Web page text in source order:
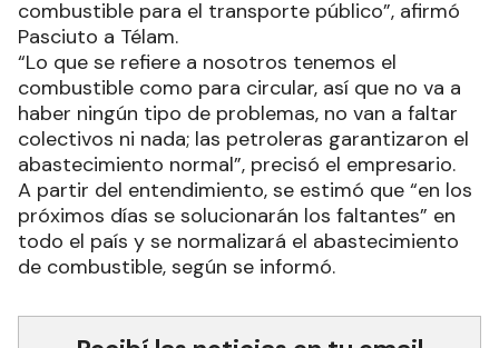
combustible para el transporte público”, afirmó
Pasciuto a Télam.
“Lo que se refiere a nosotros tenemos el
combustible como para circular, así que no va a
haber ningún tipo de problemas, no van a faltar
colectivos ni nada; las petroleras garantizaron el
abastecimiento normal”, precisó el empresario.
A partir del entendimiento, se estimó que “en los
próximos días se solucionarán los faltantes” en
todo el país y se normalizará el abastecimiento
de combustible, según se informó.